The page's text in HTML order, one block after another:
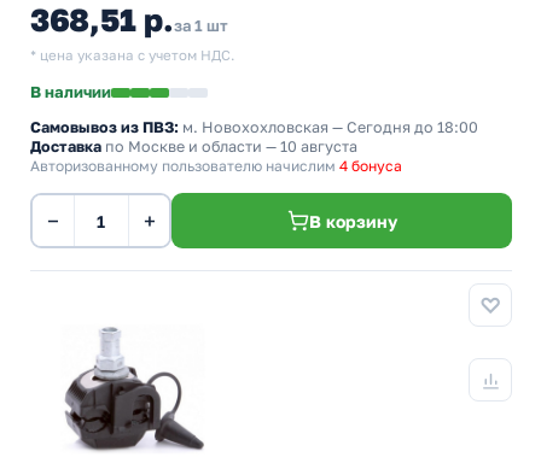
368,51 р.за 1 шт
* цена указана с учетом НДС.
В наличии
Самовывоз из ПВЗ: м. Новохохловская — Сегодня до 18:00
Доставка по Москве и области — 10 августа
Авторизованному пользователю начислим 4 бонуса
− + В корзину